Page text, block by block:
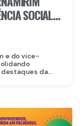
SOCIAL
A
MUNICÍPIOS
FAMÍLIA
e do vice-
da...